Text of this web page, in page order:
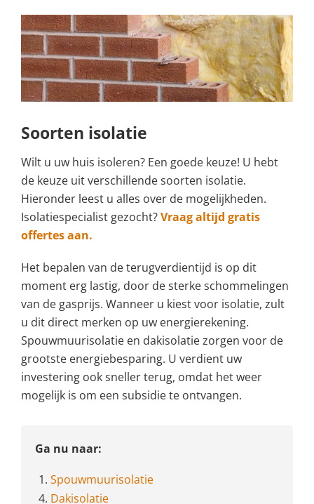
Soorten isolatie
Wilt u uw huis isoleren? Een goede keuze! U hebt
de keuze uit verschillende soorten isolatie.
Hieronder leest u alles over de mogelijkheden.
Isolatiespecialist gezocht?Vraag altijd gratis
offertes aan.
Het bepalen van de terugverdientijd is op dit
moment erg lastig, door de sterke schommelingen
van de gasprijs. Wanneer u kiest voor isolatie, zult
u dit direct merken op uw energierekening.
Spouwmuurisolatie en dakisolatie zorgen voor de
grootste energiebesparing. U verdient uw
investering ook sneller terug, omdat het weer
mogelijk is om een subsidie te ontvangen.
Ga nu naar:
1. Spouwmuurisolatie
4. Dakisolatie